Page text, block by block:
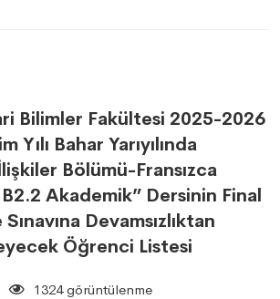
Bilimler Fakültesi 2025-2026
Bahar Yarıyılında
Bölümü-Fransızca
Akademik” Dersinin Final
Devamsızlıktan
Öğrenci Listesi
1324 görüntülenme